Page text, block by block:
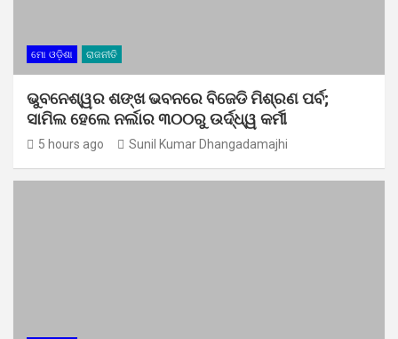
ମୋ ଓଡ଼ିଶା ରାଜନୀତି
ଭୁବନେଶ୍ୱର ଶଙ୍ଖ ଭବନରେ ବିଜେଡି ମିଶ୍ରଣ ପର୍ବ;
ସାମିଲ ହେଲେ ନର୍ଲାର ୩୦୦ରୁ ଉର୍ଦ୍ଧ୍ୱ କର୍ମୀ
5 hours ago Sunil Kumar Dhangadamajhi